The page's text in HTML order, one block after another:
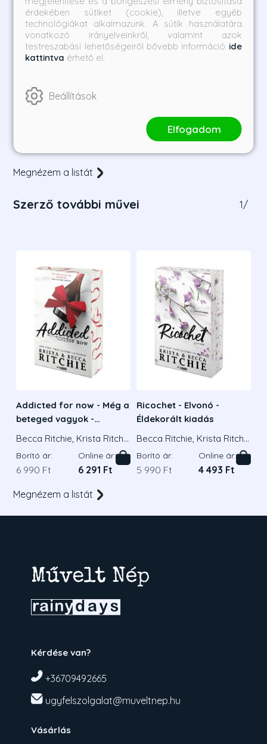
- Ezer tökéletes
6 490 Ft
Mame
Borító ár: Bevezető ár:
Megnézem a listát
Szerző további művei 1/
Addicted for now - Még a
beteged vagyok -
Becca Ritchie, Krista Ritchi
Borító ár:
6 990 Ft
Online ár:
6 291 Ft
Ricochet - Elvonó -
Éldekorált kiadás
Becca Ritchie, Krista Ritchi
Borító ár:
5 990 Ft
Online ár:
4 493 Ft
Megnézem a listát
Kérdése van?
+36709492665
ugyfelszolgalat@muveltnep.hu
Vásárlás
érdekében sütiket (cookie), illetve egyéb
technológiákat alkalmazunk. A sütik használatára
vonatkozó irányelveinkről, valamint azok
testreszabási lehetőségeiről bővebb információ ide
kattintva érhető el.
Beállítások
Elfogadom